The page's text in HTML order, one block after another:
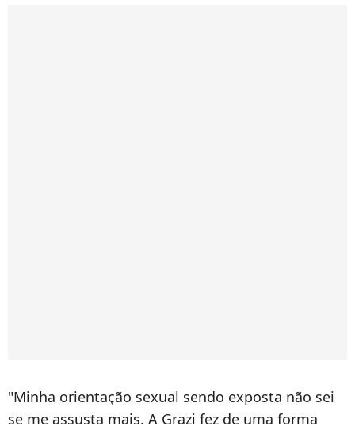
"Minha orientação sexual sendo exposta não sei
se me assusta mais. A Grazi fez de uma forma